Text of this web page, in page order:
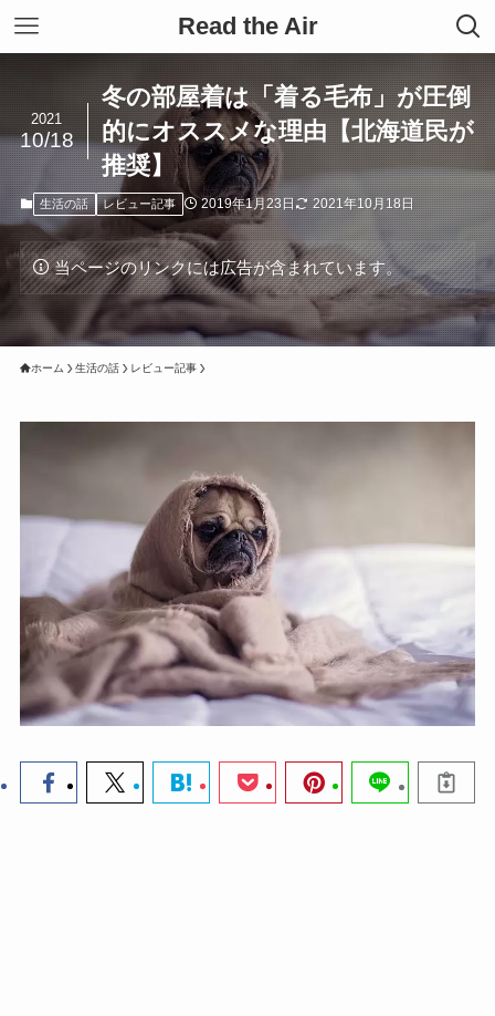
Read the Air
冬の部屋着は「着る毛布」が圧倒
的にオススメな理由【北海道民が
推奨】
2021
10/18
生活の話 レビュー記事 2019年1月23日 2021年10月18日
当ページのリンクには広告が含まれています。
ホーム 生活の話 レビュー記事